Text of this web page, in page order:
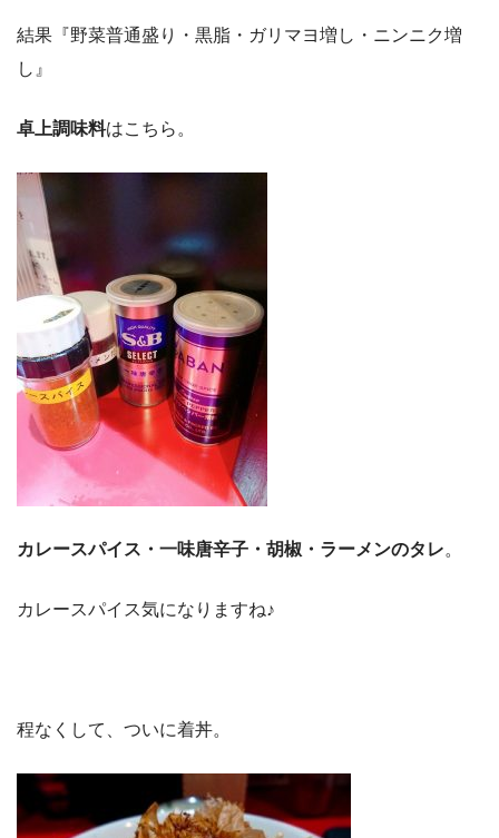
結果『野菜普通盛り・黒脂・ガリマヨ増し・ニンニク増
し』
卓上調味料はこちら。
カレースパイス・一味唐辛子・胡椒・ラーメンのタレ。
カレースパイス気になりますね♪
程なくして、ついに着丼。